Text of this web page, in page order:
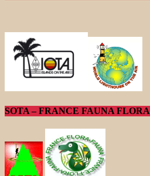
SOTA – FRANCE FAUNA FLORA